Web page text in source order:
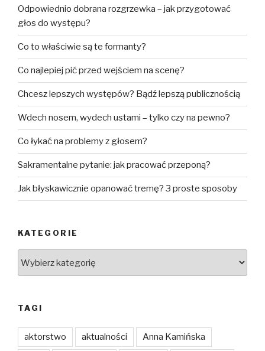
Odpowiednio dobrana rozgrzewka – jak przygotować
głos do występu?
Co to właściwie są te formanty?
Co najlepiej pić przed wejściem na scenę?
Chcesz lepszych występów? Bądź lepszą publicznością
Wdech nosem, wydech ustami – tylko czy na pewno?
Co łykać na problemy z głosem?
Sakramentalne pytanie: jak pracować przeponą?
Jak błyskawicznie opanować tremę? 3 proste sposoby
KATEGORIE
TAGI
aktorstwo aktualności Anna Kamińska